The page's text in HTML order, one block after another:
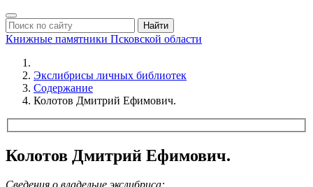
Найти
Книжные памятники Псковской области
Экслибрисы личных библиотек
Содержание
Колотов Дмитрий Ефимович.
Колотов Дмитрий Ефимович.